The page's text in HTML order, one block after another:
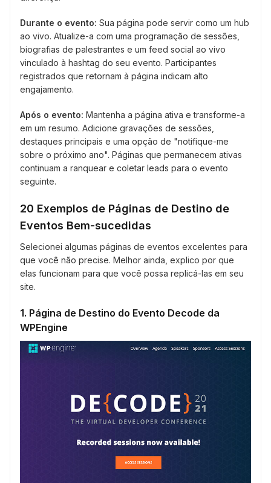
Durante o evento: Sua página pode servir como um hub
ao vivo. Atualize-a com uma programação de sessões,
biografias de palestrantes e um feed social ao vivo
vinculado à hashtag do seu evento. Participantes
registrados que retornam à página indicam alto
engajamento.
Após o evento: Mantenha a página ativa e transforme-a
em um resumo. Adicione gravações de sessões,
destaques principais e uma opção de "notifique-me
sobre o próximo ano". Páginas que permanecem ativas
continuam a ranquear e coletar leads para o evento
seguinte.
20 Exemplos de Páginas de Destino de
Eventos Bem-sucedidas
Selecionei algumas páginas de eventos excelentes para
que você não precise. Melhor ainda, explico por que
elas funcionam para que você possa replicá-las em seu
site.
1. Página de Destino do Evento Decode da
WPEngine